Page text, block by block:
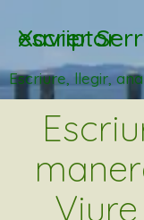
Xavier Serrahima: escriptor
Escriure, llegir,